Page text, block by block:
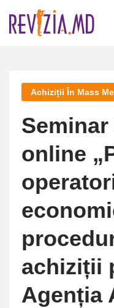
Achiziții În Mass
online
achiziții
Agenția